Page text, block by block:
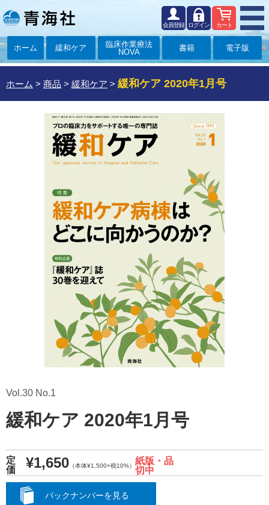
カート
ログイン
会員登録
ホーム 緩和ケア
臨床作業療法
NOVA
書籍 電子版
ホーム > 商品 > 緩和ケア > 緩和ケア 2020年1月号
Vol.30 No.1
緩和ケア 2020年1月号
定
価
¥1,650 （本体¥1,500+税10%）紙版・品
切中
バックナンバーを見る